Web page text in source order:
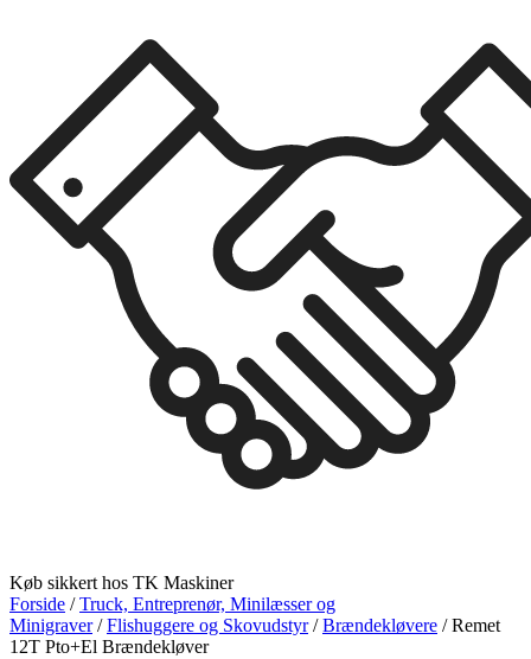
Køb sikkert hos TK Maskiner
Forside /Truck, Entreprenør, Minilæsser og
Minigraver/Flishuggere og Skovudstyr/Brændekløvere / Remet
12T Pto+El Brændekløver